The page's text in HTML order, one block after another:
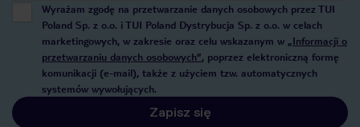
Wyrażam zgodę na przetwarzanie danych osobowych przez TUI
Poland Sp. z o.o. i TUI Poland Dystrybucja Sp. z o.o. w celach
marketingowych, w zakresie oraz celu wskazanym w „Informacji o
przetwarzaniu danych osobowych”, poprzez elektroniczną formę
komunikacji (e-mail), także z użyciem tzw. automatycznych
systemów wywołujących.
Zapisz się